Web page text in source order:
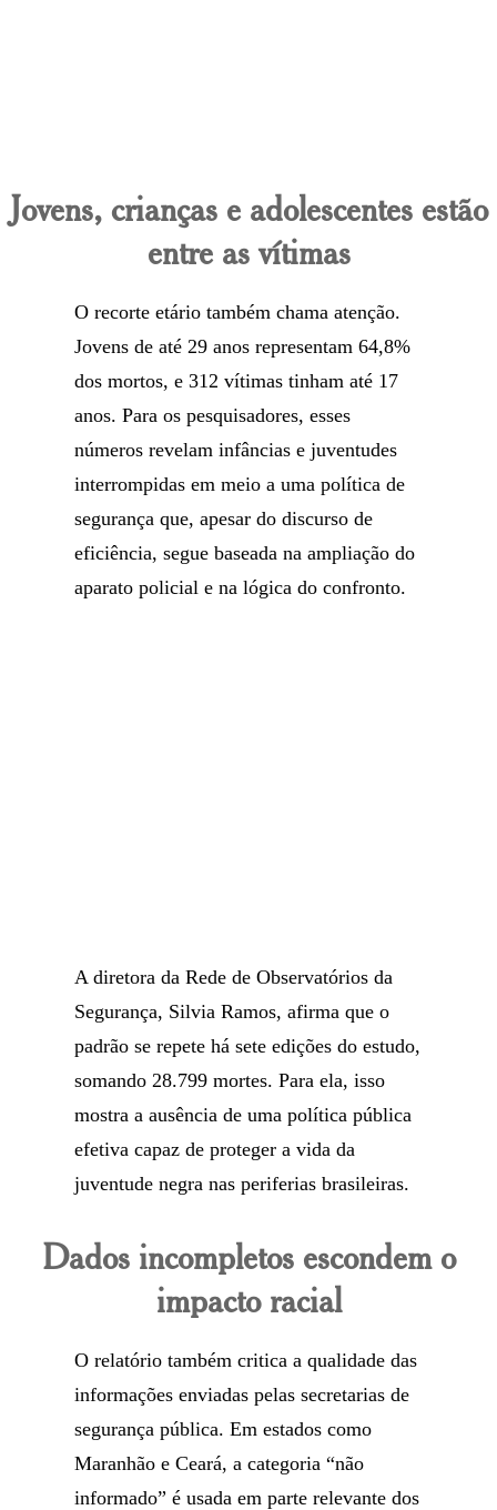
Jovens, crianças e adolescentes estão
entre as vítimas
O recorte etário também chama atenção.
Jovens de até 29 anos representam 64,8%
dos mortos, e 312 vítimas tinham até 17
anos. Para os pesquisadores, esses
números revelam infâncias e juventudes
interrompidas em meio a uma política de
segurança que, apesar do discurso de
eficiência, segue baseada na ampliação do
aparato policial e na lógica do confronto.
A diretora da Rede de Observatórios da
Segurança, Silvia Ramos, afirma que o
padrão se repete há sete edições do estudo,
somando 28.799 mortes. Para ela, isso
mostra a ausência de uma política pública
efetiva capaz de proteger a vida da
juventude negra nas periferias brasileiras.
Dados incompletos escondem o
impacto racial
O relatório também critica a qualidade das
informações enviadas pelas secretarias de
segurança pública. Em estados como
Maranhão e Ceará, a categoria “não
informado” é usada em parte relevante dos